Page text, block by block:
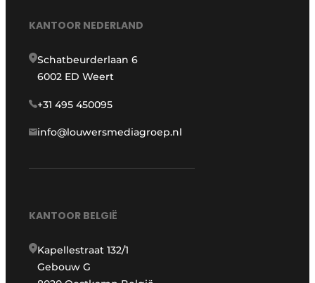
KANTOOR NEDERLAND
Schatbeurderlaan 6
6002 ED Weert
+31 495 450095
info@louwersmediagroep.nl
KANTOOR BELGIË
Kapellestraat 132/1
Gebouw G